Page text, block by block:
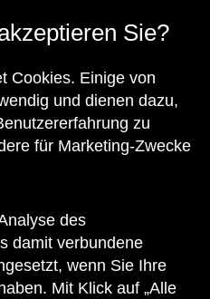
Sie?
Cookies. Einige von
und dienen dazu,
zu
für Marketing-Zwecke
des
damit verbundene
wenn Sie Ihre
Mit Klick auf „Alle
des Museums